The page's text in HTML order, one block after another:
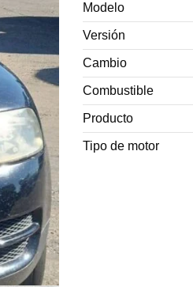
Modelo
Versión
Cambio
Combustible
Producto
Tipo de motor